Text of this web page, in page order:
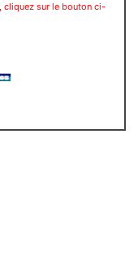
cliquez sur le bouton ci-